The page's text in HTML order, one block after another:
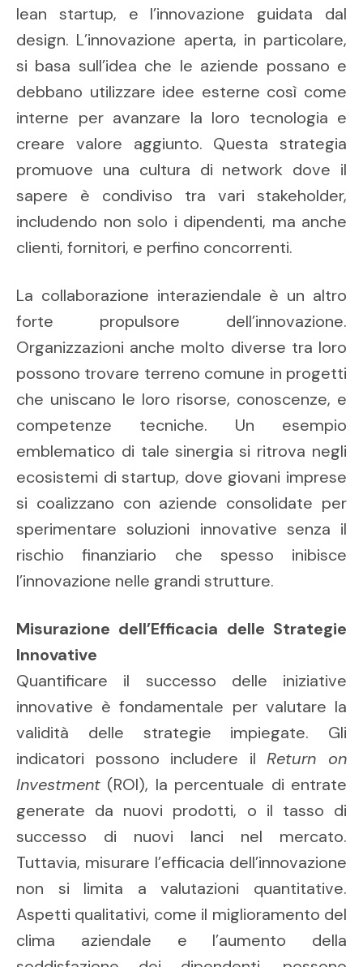
lean startup, e l’innovazione guidata dal
design. L’innovazione aperta, in particolare,
si basa sull’idea che le aziende possano e
debbano utilizzare idee esterne così come
interne per avanzare la loro tecnologia e
creare valore aggiunto. Questa strategia
promuove una cultura di network dove il
sapere è condiviso tra vari stakeholder,
includendo non solo i dipendenti, ma anche
clienti, fornitori, e perfino concorrenti.
La collaborazione interaziendale è un altro
forte propulsore dell’innovazione.
Organizzazioni anche molto diverse tra loro
possono trovare terreno comune in progetti
che uniscano le loro risorse, conoscenze, e
competenze tecniche. Un esempio
emblematico di tale sinergia si ritrova negli
ecosistemi di startup, dove giovani imprese
si coalizzano con aziende consolidate per
sperimentare soluzioni innovative senza il
rischio finanziario che spesso inibisce
l’innovazione nelle grandi strutture.
Misurazione dell’Efficacia delle Strategie
Innovative
Quantificare il successo delle iniziative
innovative è fondamentale per valutare la
validità delle strategie impiegate. Gli
indicatori possono includere ilReturn on
Investment (ROI), la percentuale di entrate
generate da nuovi prodotti, o il tasso di
successo di nuovi lanci nel mercato.
Tuttavia, misurare l’efficacia dell’innovazione
non si limita a valutazioni quantitative.
Aspetti qualitativi, come il miglioramento del
clima aziendale e l’aumento della